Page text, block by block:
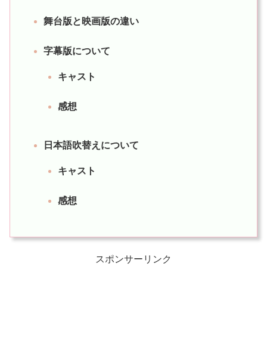
舞台版と映画版の違い
字幕版について
キャスト
感想
日本語吹替えについて
キャスト
感想
スポンサーリンク